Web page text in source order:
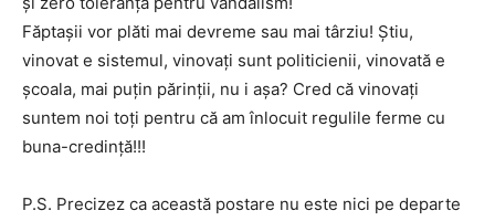
Făptașii vor plăti mai devreme sau mai târziu! Știu,
vinovat e sistemul, vinovați sunt politicienii, vinovată e
școala, mai puțin părinții, nu i așa? Cred că vinovați
suntem noi toți pentru că am înlocuit regulile ferme cu
buna-credință!!!
P.S. Precizez ca această postare nu este nici pe departe